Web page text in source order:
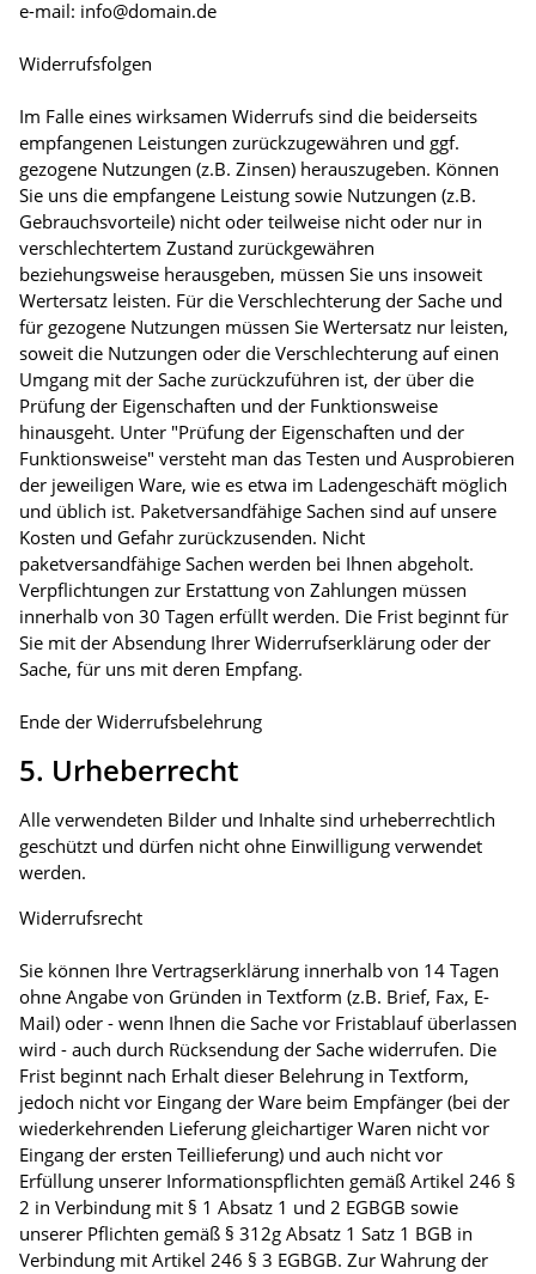
e-mail: info@domain.de
Widerrufsfolgen
Im Falle eines wirksamen Widerrufs sind die beiderseits
empfangenen Leistungen zurückzugewähren und ggf.
gezogene Nutzungen (z.B. Zinsen) herauszugeben. Können
Sie uns die empfangene Leistung sowie Nutzungen (z.B.
Gebrauchsvorteile) nicht oder teilweise nicht oder nur in
verschlechtertem Zustand zurückgewähren
beziehungsweise herausgeben, müssen Sie uns insoweit
Wertersatz leisten. Für die Verschlechterung der Sache und
für gezogene Nutzungen müssen Sie Wertersatz nur leisten,
soweit die Nutzungen oder die Verschlechterung auf einen
Umgang mit der Sache zurückzuführen ist, der über die
Prüfung der Eigenschaften und der Funktionsweise
hinausgeht. Unter "Prüfung der Eigenschaften und der
Funktionsweise" versteht man das Testen und Ausprobieren
der jeweiligen Ware, wie es etwa im Ladengeschäft möglich
und üblich ist. Paketversandfähige Sachen sind auf unsere
Kosten und Gefahr zurückzusenden. Nicht
paketversandfähige Sachen werden bei Ihnen abgeholt.
Verpflichtungen zur Erstattung von Zahlungen müssen
innerhalb von 30 Tagen erfüllt werden. Die Frist beginnt für
Sie mit der Absendung Ihrer Widerrufserklärung oder der
Sache, für uns mit deren Empfang.
Ende der Widerrufsbelehrung
5. Urheberrecht
Alle verwendeten Bilder und Inhalte sind urheberrechtlich
geschützt und dürfen nicht ohne Einwilligung verwendet
werden.
Widerrufsrecht
Sie können Ihre Vertragserklärung innerhalb von 14 Tagen
ohne Angabe von Gründen in Textform (z.B. Brief, Fax, E-
Mail) oder - wenn Ihnen die Sache vor Fristablauf überlassen
wird - auch durch Rücksendung der Sache widerrufen. Die
Frist beginnt nach Erhalt dieser Belehrung in Textform,
jedoch nicht vor Eingang der Ware beim Empfänger (bei der
wiederkehrenden Lieferung gleichartiger Waren nicht vor
Eingang der ersten Teillieferung) und auch nicht vor
Erfüllung unserer Informationspflichten gemäß Artikel 246 §
2 in Verbindung mit § 1 Absatz 1 und 2 EGBGB sowie
unserer Pflichten gemäß § 312g Absatz 1 Satz 1 BGB in
Verbindung mit Artikel 246 § 3 EGBGB. Zur Wahrung der